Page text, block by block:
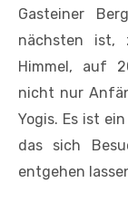
Gasteiner
nächsten ist,
Himmel, auf
nicht nur
Yogis. Es ist
das sich
entgehen